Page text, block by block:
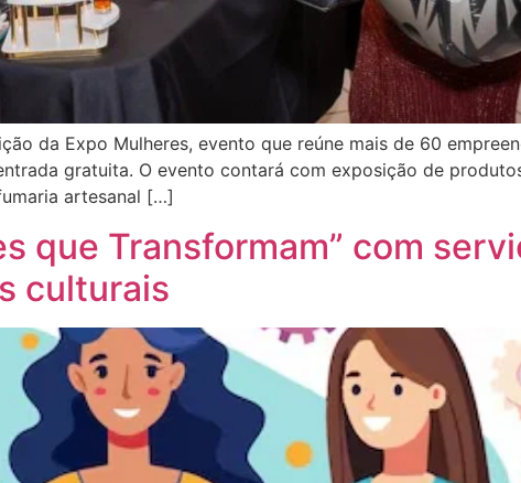
da Expo Mulheres, evento que reúne mais de 60
gratuita. O evento contará com exposição de
artesanal […]
que Transformam” com
culturais